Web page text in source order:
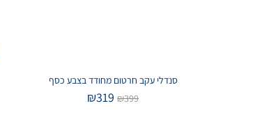
סנדלי עקב חרטום מחודד בצבע כסף
₪399
₪319